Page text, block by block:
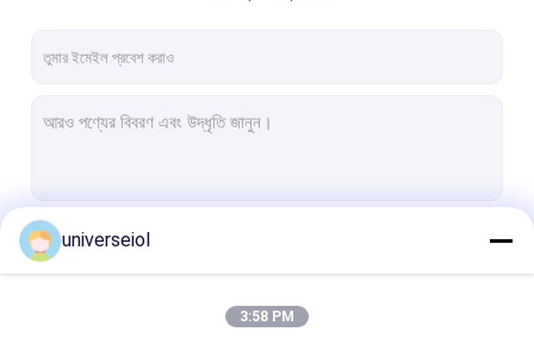
universeiol
3:58 PM